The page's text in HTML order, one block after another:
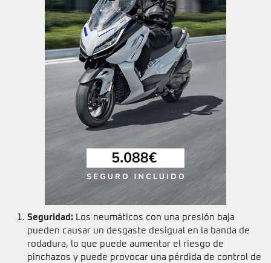
Seguridad: Los neumáticos con una presión baja
pueden causar un desgaste desigual en la banda de
rodadura, lo que puede aumentar el riesgo de
pinchazos y puede provocar una pérdida de control de